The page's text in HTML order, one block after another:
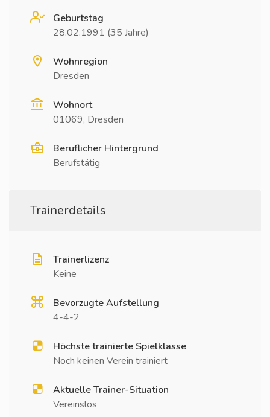
Geburtstag
28.02.1991 (35 Jahre)
Wohnregion
Dresden
Wohnort
01069, Dresden
Beruflicher Hintergrund
Berufstätig
Trainerdetails
Trainerlizenz
Keine
Bevorzugte Aufstellung
4-4-2
Höchste trainierte Spielklasse
Noch keinen Verein trainiert
Aktuelle Trainer-Situation
Vereinslos